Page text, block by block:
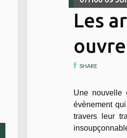
Les
SHARE
Une nouvelle
évènement
travers leur